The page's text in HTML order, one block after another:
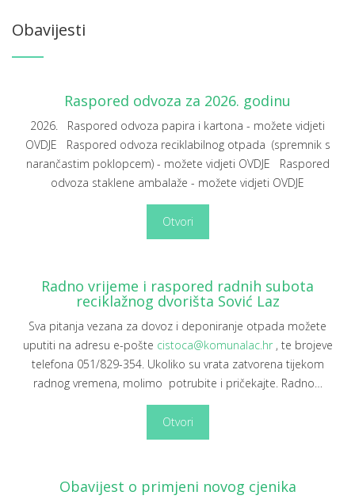
Obavijesti
Raspored odvoza za 2026. godinu
2026. Raspored odvoza papira i kartona - možete vidjeti
OVDJE Raspored odvoza reciklabilnog otpada (spremnik s
narančastim poklopcem) - možete vidjeti OVDJE Raspored
odvoza staklene ambalaže - možete vidjeti OVDJE
Otvori
Radno vrijeme i raspored radnih subota
reciklažnog dvorišta Sović Laz
Sva pitanja vezana za dovoz i deponiranje otpada možete
uputiti na adresu e-pošte cistoca@komunalac.hr, te brojeve
telefona 051/829-354. Ukoliko su vrata zatvorena tijekom
radnog vremena, molimo potrubite i pričekajte. Radno…
Otvori
Obavijest o primjeni novog cjenika